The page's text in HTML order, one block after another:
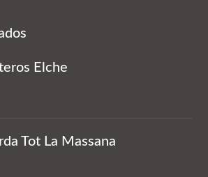
Elche
Tot La Massana